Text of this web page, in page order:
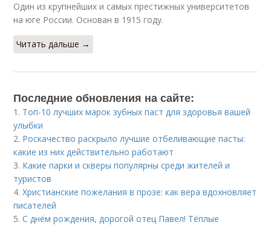
Один из крупнейших и самых престижных университетов
на юге России. Основан в 1915 году.
Читать дальше →
Последние обновления на сайте:
1. Топ-10 лучших марок зубных паст для здоровья вашей
улыбки
2. Роскачество раскрыло лучшие отбеливающие пасты:
какие из них действительно работают
3. Какие парки и скверы популярны среди жителей и
туристов
4.Христианские пожелания в прозе: как вера вдохновляет
писателей
5.С днём рождения, дорогой отец Павел! Тёплые